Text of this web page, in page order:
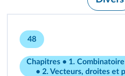
48
Chapitres • 1.
• 2. Vecteurs, droites et